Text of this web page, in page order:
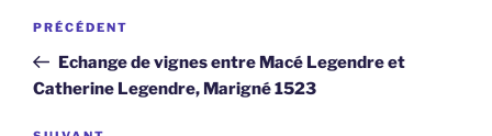
Navigation
l’article
Article
précédent
PRÉCÉDENT
Echange de vignes entre Macé Legendre et
Catherine Legendre, Marigné 1523